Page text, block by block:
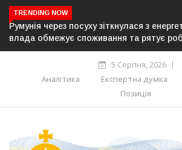
TRENDING NOW
кризою:
АЕС
Латвія готова
розблокування
5 Серпня, 2026
Аналітика
Експертна думка
Позиція